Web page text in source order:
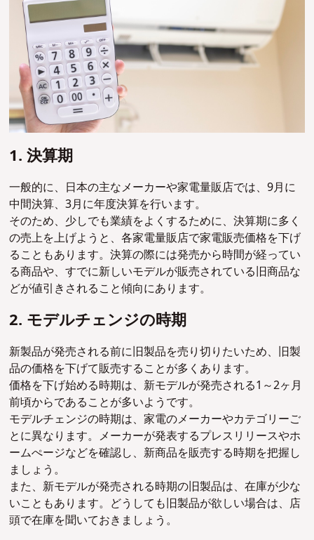
1. 決算期
一般的に、日本の主なメーカーや家電量販店では、9月に
中間決算、3月に年度決算を行います。
そのため、少しでも業績をよくするために、決算期に多く
の売上を上げようと、各家電量販店で家電販売価格を下げ
ることもあります。決算の際には発売から時間が経ってい
る商品や、すでに新しいモデルが販売されている旧商品な
どが値引きされること傾向にあります。
2. モデルチェンジの時期
新製品が発売される前に旧製品を売り切りたいため、旧製
品の価格を下げて販売することが多くあります。
価格を下げ始める時期は、新モデルが発売される1～2ヶ月
前頃からであることが多いようです。
モデルチェンジの時期は、家電のメーカーやカテゴリーご
とに異なります。メーカーが発表するプレスリリースやホ
ームぺージなどを確認し、新商品を販売する時期を把握し
ましょう。
また、新モデルが発売される時期の旧製品は、在庫が少な
いこともあります。どうしても旧製品が欲しい場合は、店
頭で在庫を聞いておきましょう。